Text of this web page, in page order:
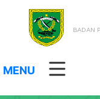
BADAN
MENU